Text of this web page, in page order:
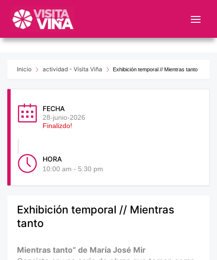
este
web
sistemaInicio actividad - Visita Viña Exhibición temporal // Mientras tanto
FECHA
28-junio-2026
Finalizdo!
HORA
10:00 am - 5:30 pm
Exhibición temporal // Mientras
tanto
Mientras tanto” de María José Mir